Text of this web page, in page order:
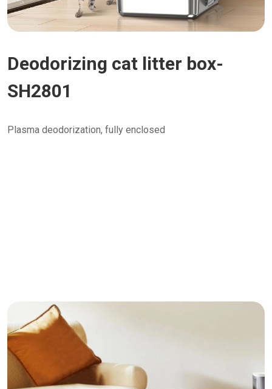
Deodorizing cat litter box-
SH2801
Plasma deodorization, fully enclosed